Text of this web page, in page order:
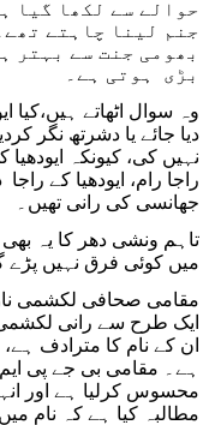
حوالے سے لکھا گیا
جنم لینا چاہتے
بھومی جنت سے بہتر
بڑی ہوتی ہے۔
وہ سوال اٹھاتے ہیں،کیا
دیا جائے یا دشرتھ نگر
نہیں کی، کیونکہ
راجا رام، ایودھیا کے
جھانسی کی رانی تھیں۔
تاہم ونشی دھر کا یہ
میں کوئی فرق نہیں پڑے
مقامی صحافی لکشمی
ایک طرح سے رانی لکشمی
ان کے نام کا مترادف
ہے۔ مقامی بی جے پی ایم
محسوس کرلیا ہے اور
مطالبہ کیا ہے کہ نام